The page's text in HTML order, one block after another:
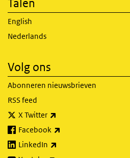
Talen
English
Nederlands
Volg ons
Abonneren nieuwsbrieven
RSS feed
X Twitter
Facebook
LinkedIn